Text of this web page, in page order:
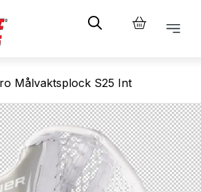
Målvaktsplock S25 Int